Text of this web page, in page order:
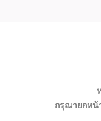
กรุณายกหน้